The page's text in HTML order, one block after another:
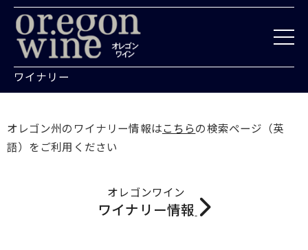
Skip
content
ワイナリー
オレゴン州のワイナリー情報はこちらの検索ページ（英
語）をご利用ください
オレゴンワイン
ワイナリー情報